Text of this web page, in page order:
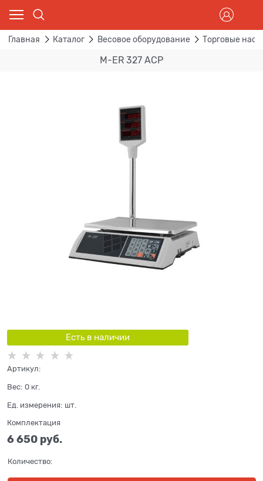
Главная Каталог Весовое оборудование Торговые
M-ER 327 ACP
Есть в наличии
Артикул:
Вес: 0 кг.
Ед. измерения: шт.
Комплектация
6 650 руб.
Количество: